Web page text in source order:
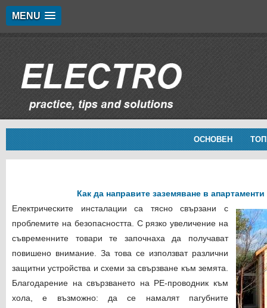
MENU
ОСНОВЕН
Как да направите заземяване в
Електрическите инсталации са тясно свързани с
проблемите на безопасността. С рязко увеличение на
съвременните товари те започнаха да получават
повишено внимание. За това се използват различни
защитни устройства и схеми за свързване към земята.
Благодарение на свързването на PE-проводник към
хола, е възможно: да се намалят пагубните